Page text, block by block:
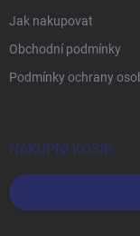
Jak nakupovat
Obchodní podmínky
Podmínky ochrany
NÁKUPNÍ KOŠÍK